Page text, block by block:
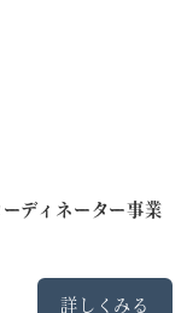
ディネーター事業
詳しくみる